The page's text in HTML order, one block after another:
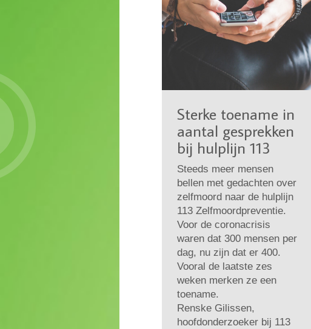
Sterke toename in
aantal gesprekken
bij hulplijn 113
Steeds meer mensen
bellen met gedachten over
zelfmoord naar de hulplijn
113 Zelfmoordpreventie.
Voor de coronacrisis
waren dat 300 mensen per
dag, nu zijn dat er 400.
Vooral de laatste zes
weken merken ze een
toename.
Renske Gilissen,
hoofdonderzoeker bij 113